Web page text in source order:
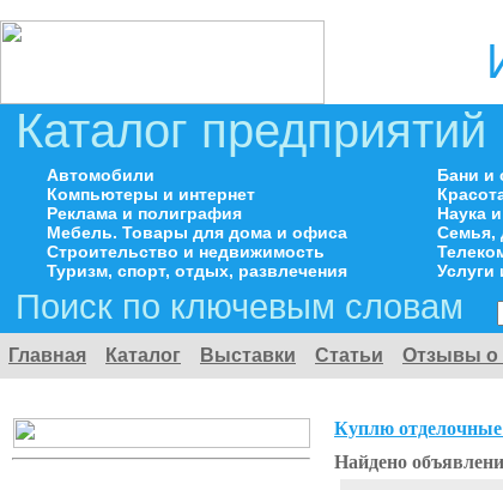
Каталог предприятий
Автомобили
Компьютеры и интернет
Реклама и полиграфия
Мебель. Товары для дома и офиса
Строительство и недвижимость
Туризм, спорт, отдых, развлечения
Бани и
Наука
Семья,
Услуги
Поиск по ключевым словам
Главная Каталог Выставки Статьи Отзывы о
Куплю
Найдено